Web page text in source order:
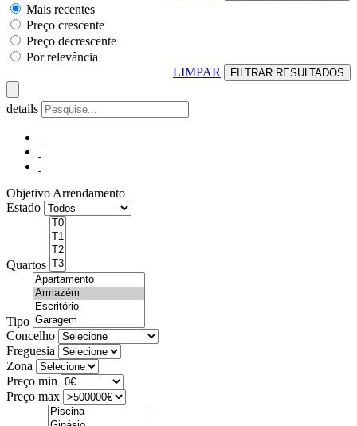
Mais recentes
Preço crescente
Preço decrescente
Por relevância
LIMPAR
details
Objetivo Arrendamento
Estado
Quartos
Tipo
Concelho
Freguesia
Zona
Preço min
Preço max